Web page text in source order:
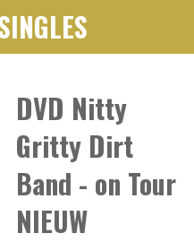
DVD Nitty
Gritty Dirt
Band - on Tour
NIEUW